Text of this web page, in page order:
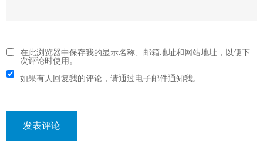
在此浏览器中保存我的显示名称、邮箱地址和网站地址，以便下
次评论时使用。
如果有人回复我的评论，请通过电子邮件通知我。